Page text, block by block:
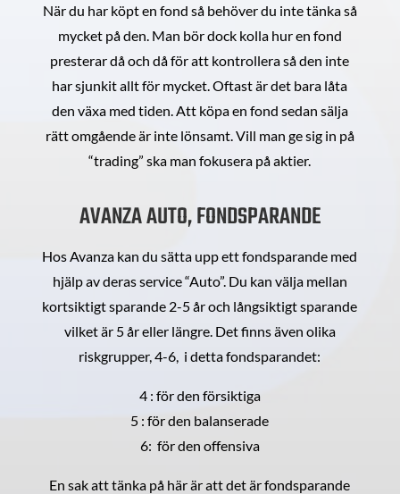
När du har köpt en fond så behöver du inte tänka så
mycket på den. Man bör dock kolla hur en fond
presterar då och då för att kontrollera så den inte
har sjunkit allt för mycket. Oftast är det bara låta
den växa med tiden. Att köpa en fond sedan sälja
rätt omgående är inte lönsamt. Vill man ge sig in på
“trading” ska man fokusera på aktier.
AVANZA AUTO, FONDSPARANDE
Hos Avanza kan du sätta upp ett fondsparande med
hjälp av deras service “Auto”. Du kan välja mellan
kortsiktigt sparande 2-5 år och långsiktigt sparande
vilket är 5 år eller längre. Det finns även olika
riskgrupper, 4-6, i detta fondsparandet:
4 : för den försiktiga
5 : för den balanserade
6: för den offensiva
En sak att tänka på här är att det är fondsparande